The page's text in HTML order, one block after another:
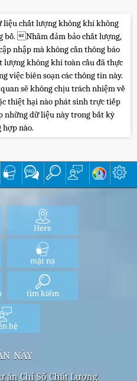
liệu chất lượng không khí không
bố. Nhằm đảm bảo chất lượng,
nhập mà không cần thông báo
không khí toàn cầu đã thực
việc biên soạn các thông tin này.
sẽ không chịu trách nhiệm về
thiệt hại nào phát sinh trực tiếp
những dữ liệu này trong bất kỳ
nào.
Here
mặt nạ
tìm kiếm
hệ
này
án Chỉ Số Chất Lượng